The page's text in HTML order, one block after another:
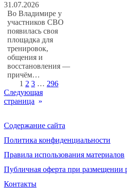
31.07.2026
Во Владимире у
участников СВО
появилась своя
площадка для
тренировок,
общения и
восстановления —
причём…
1 2 3 … 296
Следующая
страница »
Содержание сайта
Политика конфиденциальности
Правила использования материалов
Публичная оферта при размещении
Контакты